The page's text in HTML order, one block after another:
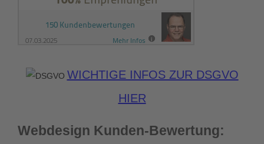
WICHTIGE INFOS ZUR DSGVO
HIER
Webdesign Kunden-Bewertung: